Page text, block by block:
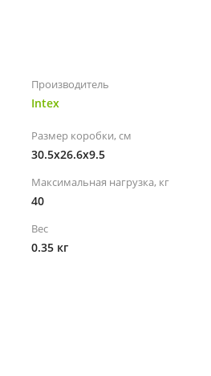
Производитель
Intex
Размер коробки, см
30.5x26.6x9.5
Максимальная нагрузка, кг
40
Вес
0.35 кг